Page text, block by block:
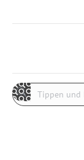
Search: